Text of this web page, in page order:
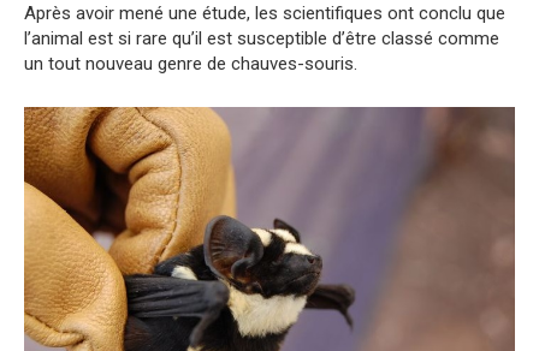
Après avoir mené une étude, les scientifiques ont conclu que
l’animal est si rare qu’il est susceptible d’être classé comme
un tout nouveau genre de chauves-souris.